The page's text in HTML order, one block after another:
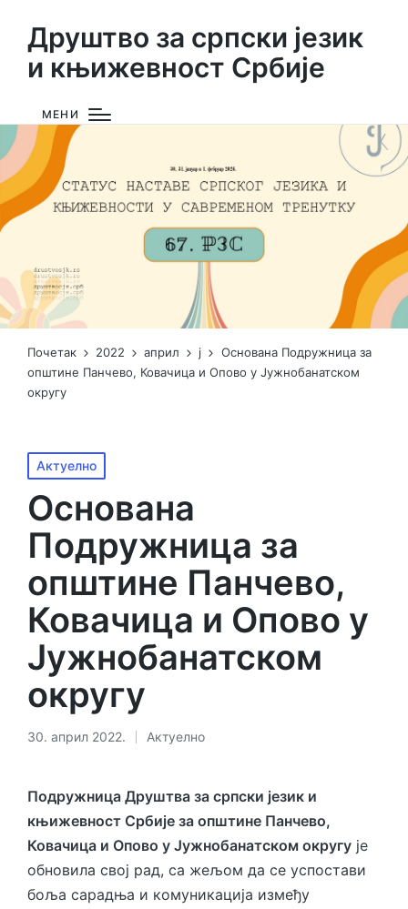
Друштво за српски језик
и књижевност Србије
МЕНИ
Почетак 2022 април ј
Основана Подружница за
општине Панчево, Ковачица и Опово у Јужнобанатском
округу
Објављено
у
Актуелно
Основана
Подружница за
општине Панчево,
Ковачица и Опово у
Јужнобанатском
округу
30. април 2022.
Објављено
Актуелно
Подружница Друштва за српски језик и
књижевност Србије за општине Панчево,
Ковачица и Опово у Јужнобанатском округу је
обновила свој рад, са жељом да се успостави
боља сарадња и комуникација између